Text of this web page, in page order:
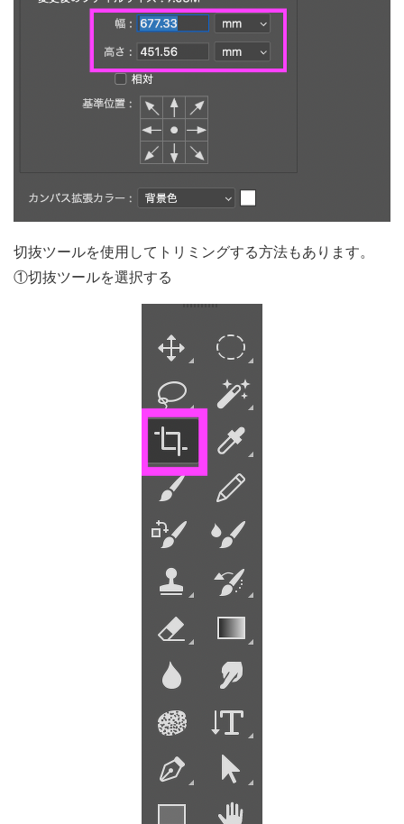
切抜ツールを使用してトリミングする方法もあります。
①切抜ツールを選択する